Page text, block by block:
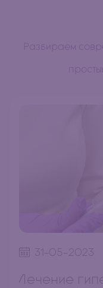
Разбираем
31-05-2023
Лечение